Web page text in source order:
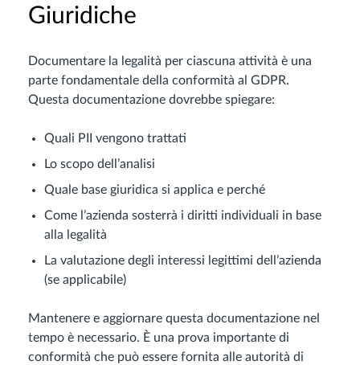
Giuridiche
Documentare la legalità per ciascuna attività è una
parte fondamentale della conformità al GDPR.
Questa documentazione dovrebbe spiegare:
Quali PII vengono trattati
Lo scopo dell’analisi
Quale base giuridica si applica e perché
Come l’azienda sosterrà i diritti individuali in base
alla legalità
La valutazione degli interessi legittimi dell’azienda
(se applicabile)
Mantenere e aggiornare questa documentazione nel
tempo è necessario. È una prova importante di
conformità che può essere fornita alle autorità di